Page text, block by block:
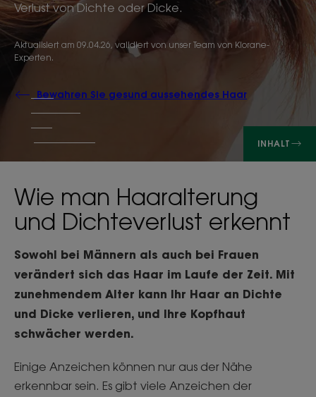
Verlust von Dichte oder Dicke.
Aktualisiert am 09.04.26, validiert von unser Team von Klorane-
Experten.
Bewahren Sie gesund aussehendes Haar
INHALT
Wie man Haaralterung
und Dichteverlust erkennt
Sowohl bei Männern als auch bei Frauen
verändert sich das Haar im Laufe der Zeit. Mit
zunehmendem Alter kann Ihr Haar an Dichte
und Dicke verlieren, und Ihre Kopfhaut
schwächer werden.
Einige Anzeichen können nur aus der Nähe
erkennbar sein. Es gibt viele Anzeichen der